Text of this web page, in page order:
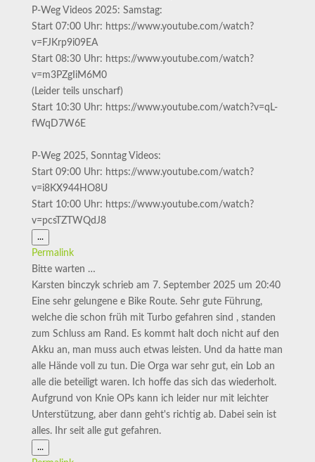
P-Weg Videos 2025: Samstag:
Start 07:00 Uhr: https://www.youtube.com/watch?
v=FJKrp9i09EA
Start 08:30 Uhr: https://www.youtube.com/watch?
v=m3PZgIiM6M0
(Leider teils unscharf)
Start 10:30 Uhr: https://www.youtube.com/watch?v=qL-
fWqD7W6E
P-Weg 2025, Sonntag Videos:
Start 09:00 Uhr: https://www.youtube.com/watch?
v=i8KX944HO8U
Start 10:00 Uhr: https://www.youtube.com/watch?
v=pcsTZTWQdJ8
...Diese
Metabox
Permalink
Bitte warten …
Karsten binczyk schrieb am 7. September 2025 um 20:40
Eine sehr gelungene e Bike Route. Sehr gute Führung,
welche die schon früh mit Turbo gefahren sind , standen
zum Schluss am Rand. Es kommt halt doch nicht auf den
Akku an, man muss auch etwas leisten. Und da hatte man
alle Hände voll zu tun. Die Orga war sehr gut, ein Lob an
alle die beteiligt waren. Ich hoffe das sich das wiederholt.
Aufgrund von Knie OPs kann ich leider nur mit leichter
Unterstützung, aber dann geht's richtig ab. Dabei sein ist
alles. Ihr seit alle gut gefahren.
...Diese
Metabox